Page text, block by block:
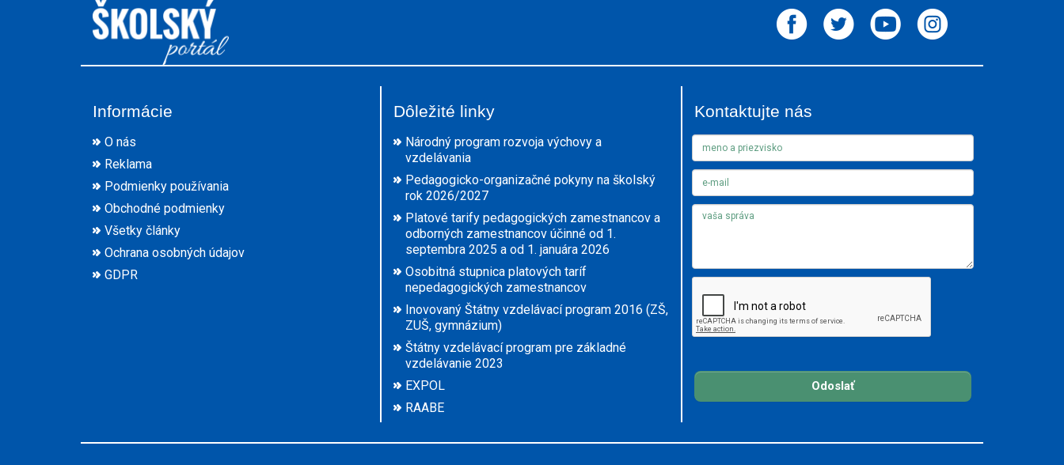
Informácie
O nás
Reklama
Podmienky používania
Obchodné podmienky
Všetky články
Ochrana osobných údajov
GDPR
Dôležité linky
Národný program rozvoja výchovy a
vzdelávania
Pedagogicko-organizačné pokyny na školský
rok 2026/2027
Platové tarify pedagogických zamestnancov a
odborných zamestnancov účinné od 1.
septembra 2025 a od 1. januára 2026
Osobitná stupnica platových taríf
nepedagogických zamestnancov
Inovovaný Štátny vzdelávací program 2016 (ZŠ,
ZUŠ, gymnázium)
Štátny vzdelávací program pre základné
vzdelávanie 2023
EXPOL
RAABE
Kontaktujte nás
Odoslať